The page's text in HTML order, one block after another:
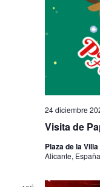
Visita de
24 diciembre
Plaza de la Villa
Alicante, España